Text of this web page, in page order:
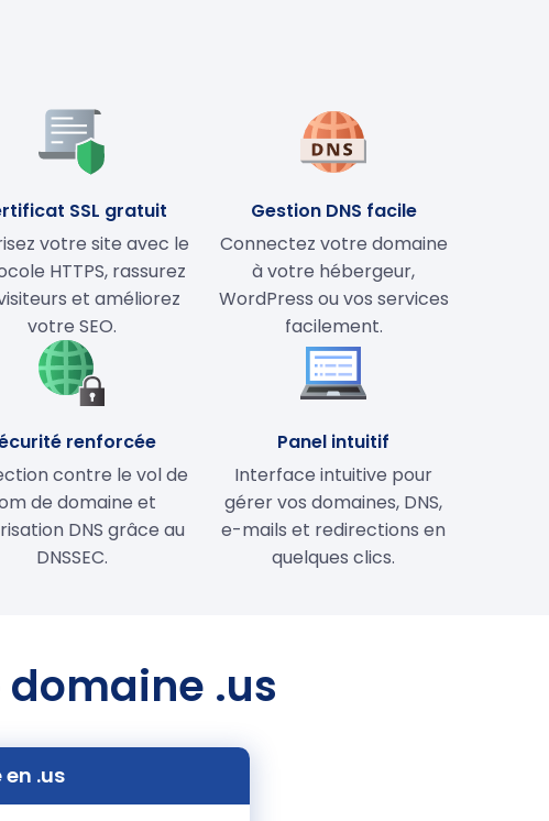
SSL gratuit
votre site avec le
HTTPS, rassurez
et améliorez
votre SEO.
Gestion DNS facile
Connectez votre domaine
à votre hébergeur,
WordPress ou vos services
facilement.
renforcée
contre le vol de
de domaine et
DNS grâce au
DNSSEC.
Panel intuitif
Interface intuitive pour
gérer vos domaines, DNS,
e-mails et redirections en
quelques clics.
.us
.us